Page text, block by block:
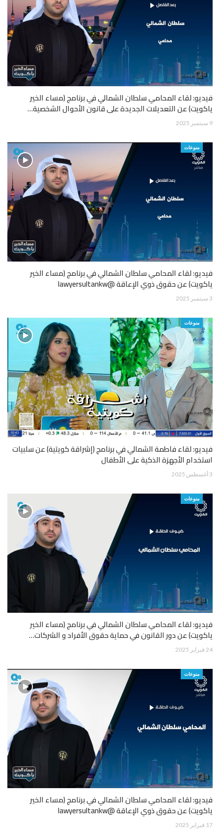
فيديو: لقاء المحامي سلطان الشمالي في برنامج (مساء الخير
ياكويت) عن التعديلات الجديدة على قانون الأحوال الشخصية…
9 سبتمبر 2025
منوعات
فيديو: لقاء المحامي سلطان الشمالي في برنامج (مساء الخير
ياكويت) عن حقوق ذوي الإعاقة @lawyersultankw
3 سبتمبر 2025
منوعات
فيديو: لقاء فاطمة الشمالي في برنامج (إشراقة كويتية) عن سلبيات
استخدام الأجهزة الذكية على الأطفال
3 أغسطس 2025
منوعات
فيديو: لقاء المحامي سلطان الشمالي في برنامج (مساء الخير
ياكويت) عن دور القانون في حماية حقوق الأفراد و الشركات…
24 فبراير 2025
منوعات
فيديو: لقاء المحامي سلطان الشمالي في برنامج (مساء الخير
ياكويت) عن حقوق ذوي الإعاقة @lawyersultankw
17 فبراير 2025